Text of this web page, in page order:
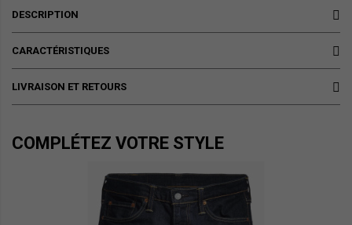
DESCRIPTION
CARACTÉRISTIQUES
LIVRAISON ET RETOURS
COMPLÉTEZ VOTRE STYLE